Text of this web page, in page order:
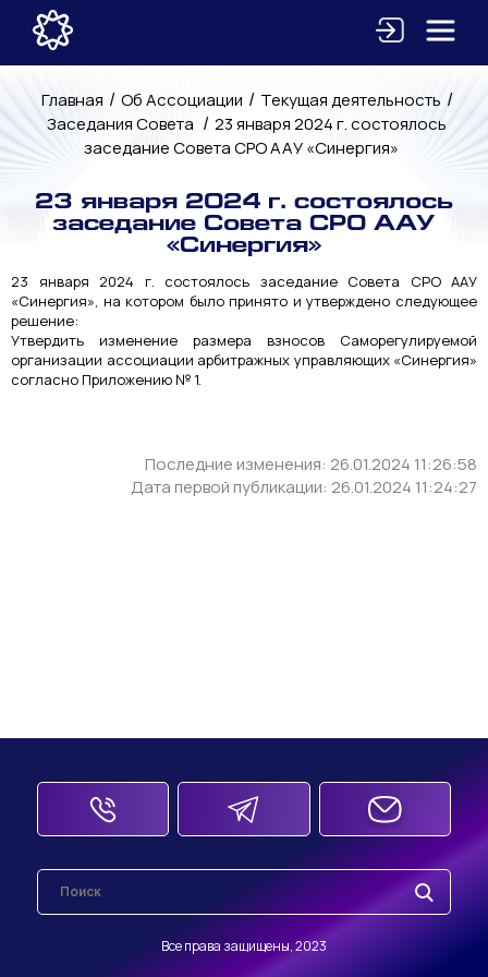
Главная / Об Ассоциации / Текущая деятельность /
Заседания Совета / 23 января 2024 г. состоялось
заседание Совета СРО ААУ «Синергия»
23 января 2024 г. состоялось
заседание Совета СРО ААУ
«Синергия»
23 января 2024 г. состоялось заседание Совета СРО ААУ
«Синергия», на котором было принято и утверждено следующее
решение:
Утвердить изменение размера взносов Саморегулируемой
организации ассоциации арбитражных управляющих «Синергия»
согласно Приложению № 1.
Последние изменения: 26.01.2024 11:26:58
Дата первой публикации: 26.01.2024 11:24:27
Все права защищены, 2023